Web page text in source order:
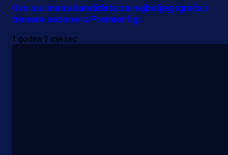
Ovo su imena kandidata za najboljeg igrača i
trenera sezone u Premier ligi
1 godina 2 mjesec